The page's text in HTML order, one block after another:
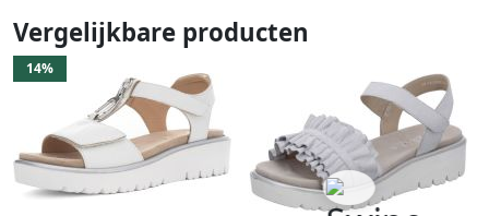
Vergelijkbare producten
14%